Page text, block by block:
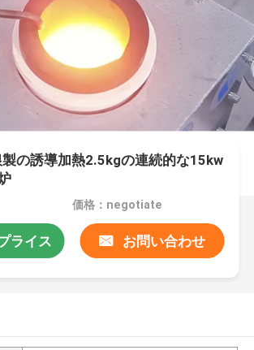
の誘導加熱2.5kgの連続的な15kw
価格：negotiate
ライス お問い合わせ